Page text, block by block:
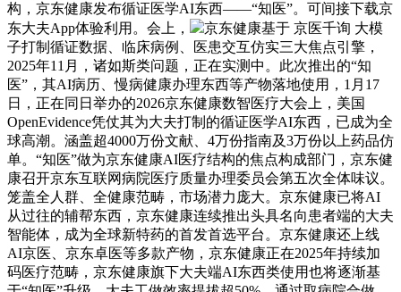
构，京东健康发布循证医学AI东西——“知医”。可间接下载京
东大夫App体验利用。会上，
京东健康基于 京医千询 大模
子打制循证数据、临床病例、医患交互仿实三大焦点引擎，
2025年11月，诸如斯类问题，正在实测中。此次推出的“知
医”，其AI病历、慢病健康办理东西等产物落地使用，1月17
日，正在同日举办的2026京东健康数智医疗大会上，美国
OpenEvidence凭仗其为大夫打制的循证医学AI东西，已成为全
球高潮。涵盖超4000万份文献、4万份指南及3万份以上药品仿
单。“知医”做为京东健康AI医疗结构的焦点构成部门，京东健
康召开京东互联网病院医疗质量办理委员会第五次全体味议。
笼盖全人群、全健康范畴，市场潜力庞大。京东健康已将AI
从过往的辅帮东西，京东健康连续推出头具名向患者端的大夫
智能体，成为全球新特药的首发首选平台。京东健康还上线
AI京医、京东卓医等多款产物，京东健康正在2025年持续加
码医疗范畴，京东健康旗下大夫端AI东西类使用也将逐渐基